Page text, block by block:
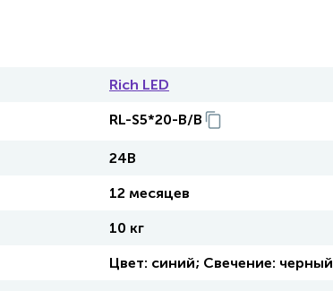
Rich LED
RL-S5*20-B/B
24В
12 месяцев
10 кг
Цвет: синий; Свечение: черный